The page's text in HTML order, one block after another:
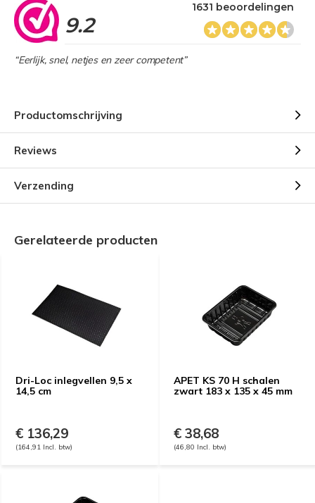
9.2
1631 beoordelingen
“Eerlijk, snel, netjes en zeer competent”
Productomschrijving
Reviews
Verzending
Gerelateerde producten
Dri-Loc inlegvellen 9,5 x
14,5 cm
€ 136,29
(164,91 Incl. btw)
APET KS 70 H schalen
zwart 183 x 135 x 45 mm
€ 38,68
(46,80 Incl. btw)